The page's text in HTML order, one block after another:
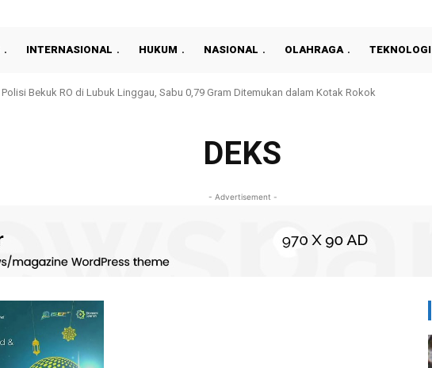
INTERNASIONAL HUKUM NASIONAL OLAHRAGA TEKNOLOGI
Polisi Bekuk RO di Lubuk Linggau, Sabu 0,79 Gram Ditemukan dalam Kotak Rokok
DEKS
- Advertisement -